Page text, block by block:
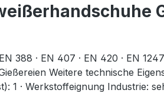
· EN 407 · EN 420 · EN
Weitere technische
1 · Werkstoffeignung Industrie: